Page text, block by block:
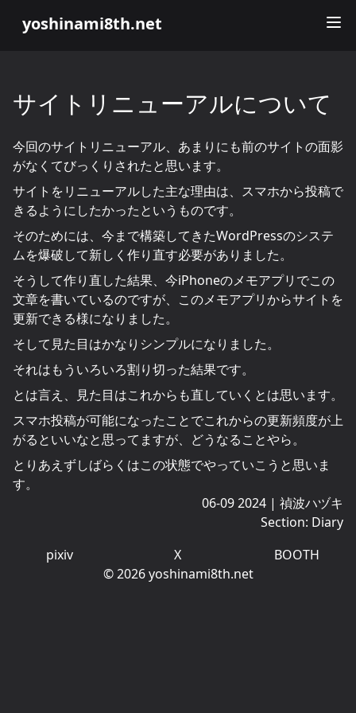
yoshinami8th.net
サイトリニューアルについて
今回のサイトリニューアル、あまりにも前のサイトの面影
がなくてびっくりされたと思います。
サイトをリニューアルした主な理由は、スマホから投稿で
きるようにしたかったというものです。
そのためには、今まで構築してきたWordPressのシステ
ムを爆破して新しく作り直す必要がありました。
そうして作り直した結果、今iPhoneのメモアプリでこの
文章を書いているのですが、このメモアプリからサイトを
更新できる様になりました。
そして見た目はかなりシンプルになりました。
それはもういろいろ割り切った結果です。
とは言え、見た目はこれからも直していくとは思います。
スマホ投稿が可能になったことでこれからの更新頻度が上
がるといいなと思ってますが、どうなることやら。
とりあえずしばらくはこの状態でやっていこうと思いま
す。
06-09 2024 | 禎波ハヅキ
Section: Diary
pixiv
X
BOOTH
© 2026 yoshinami8th.net